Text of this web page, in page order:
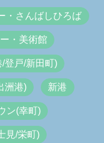
・さんばしひろば
・美術館
登戸/新田町)
洲港) 新港
ン(幸町)
見/栄町)